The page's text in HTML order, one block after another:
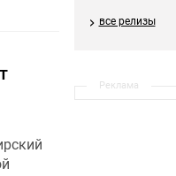
все релизы
Реклама